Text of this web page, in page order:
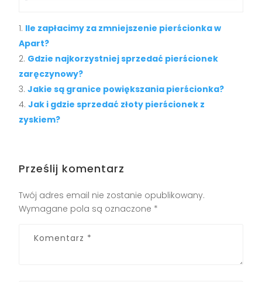
Ile zapłacimy za zmniejszenie pierścionka w
Apart?
Gdzie najkorzystniej sprzedać pierścionek
zaręczynowy?
Jakie są granice powiększania pierścionka?
Jak i gdzie sprzedać złoty pierścionek z
zyskiem?
Prześlij komentarz
Twój adres email nie zostanie opublikowany.
Wymagane pola są oznaczone *